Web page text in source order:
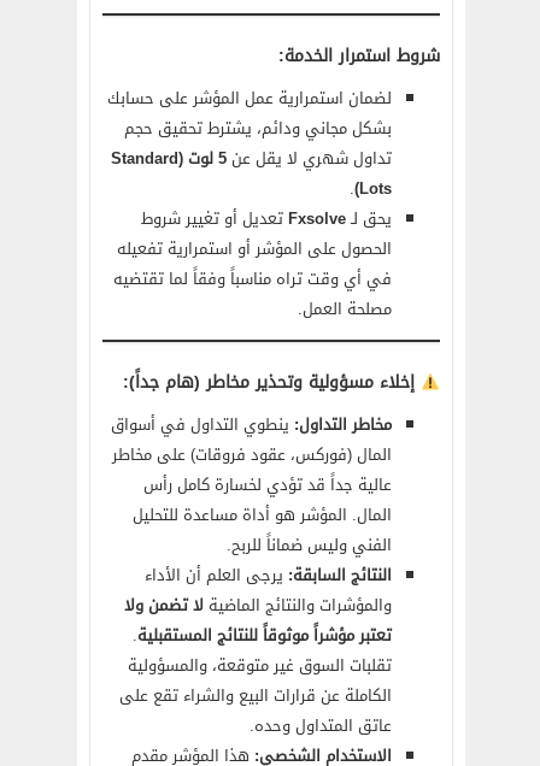
شروط استمرار الخدمة:
لضمان استمرارية عمل المؤشر على حسابك
بشكل مجاني ودائم، يشترط تحقيق حجم
تداول شهري لا يقل عن
5 لوت (Standard
Lots)
.
يحق لـFxsolveتعديل أو تغيير شروط
الحصول على المؤشر أو استمرارية تفعيله
في أي وقت تراه مناسباً وفقاً لما تقتضيه
مصلحة العمل.
إخلاء مسؤولية وتحذير مخاطر (هام جداً):
مخاطر التداول: ينطوي التداول في أسواق
المال (فوركس، عقود فروقات) على مخاطر
عالية جداً قد تؤدي لخسارة كامل رأس
المال. المؤشر هو أداة مساعدة للتحليل
الفني وليس ضماناً للربح.
النتائج السابقة: يرجى العلم أن الأداء
والمؤشرات والنتائج الماضية لا تضمن ولا
تعتبر مؤشراً موثوقاً للنتائج المستقبلية.
تقلبات السوق غير متوقعة، والمسؤولية
الكاملة عن قرارات البيع والشراء تقع على
عاتق المتداول وحده.
الاستخدام الشخصي: هذا المؤشر مقدم